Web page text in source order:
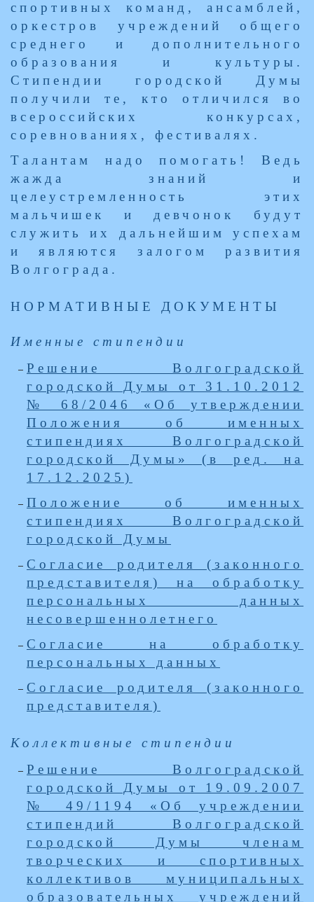
спортивных команд, ансамблей,
оркестров учреждений общего
среднего и дополнительного
образования и культуры.
Стипендии городской Думы
получили те, кто отличился во
всероссийских конкурсах,
соревнованиях, фестивалях.
Талантам надо помогать! Ведь
жажда знаний и
целеустремленность этих
мальчишек и девчонок будут
служить их дальнейшим успехам
и являются залогом развития
Волгограда.
НОРМАТИВНЫЕ ДОКУМЕНТЫ
Именные стипендии
Решение Волгоградской
городской Думы от 31.10.2012
№ 68/2046 «Об утверждении
Положения об именных
стипендиях Волгоградской
городской Думы» (в ред. на
17.12.2025)
Положение об именных
стипендиях Волгоградской
городской Думы
Согласие родителя (законного
представителя) на обработку
персональных данных
несовершеннолетнего
Согласие на обработку
персональных данных
Согласие родителя (законного
представителя)
Коллективные стипендии
Решение Волгоградской
городской Думы от 19.09.2007
№ 49/1194 «Об учреждении
стипендий Волгоградской
городской Думы членам
творческих и спортивных
коллективов муниципальных
образовательных учреждений